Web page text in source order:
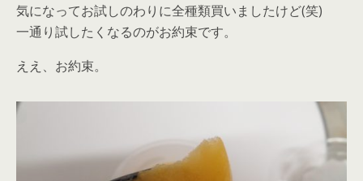
気になってお試しのわりに全種類買いましたけど(笑)
一通り試したくなるのがお約束です。
ええ、お約束。